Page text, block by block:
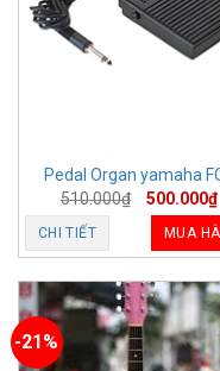
Pedal Organ yamaha
510.000₫ 500.000₫
CHI TIẾT MUA
-21%